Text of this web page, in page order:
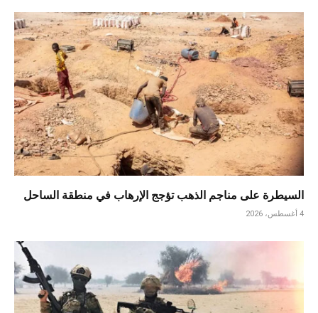
السيطرة على مناجم الذهب تؤجج الإرهاب في منطقة الساحل
4 أغسطس، 2026